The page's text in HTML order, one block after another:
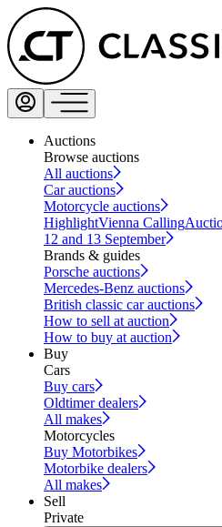
Auctions
Browse auctions
All auctions
Car auctions
Motorcycle auctions
HighlightVienna Calling
12 and 13 September
Brands & guides
Porsche auctions
Mercedes-Benz auctions
British classic car auctions
How to sell at auction
How to buy at auction
Buy
Cars
Buy cars
Oldtimer dealers
All makes
Motorcycles
Buy Motorbikes
Motorbike dealers
All makes
Sell
Private